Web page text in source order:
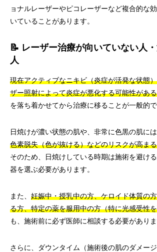
ョナルレーザーやピコレーザーなど複合的な
いていることがあります。
📝 レーザー治療が向いていない人
人
現在アクティブなニキビ（炎症が活発な状態
ザー照射によって炎症が悪化する可能性があ
を落ち着かせてから治療に移ることが一般的で
日焼けが濃い状態の肌や、非常に色黒の肌に
色素脱失（色が抜ける）などのリスクが高ま
そのため、日焼けしている時期は施術を避け
器を選ぶ必要があります。
また、 妊娠中・授乳中の方、ケロイド体質の
る方、特定の薬を服用中の方（特に光感受性
も、施術前に必ず医師に相談する必要がありま
さらに、ダウンタイム（施術後の肌のダメー